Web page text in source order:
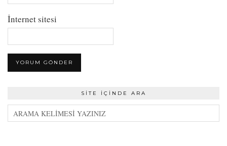
İnternet sitesi
SITE İÇINDE ARA